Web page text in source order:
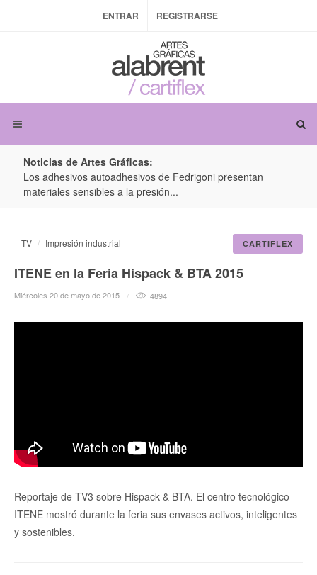
ENTRAR REGISTRARSE
Noticias de Artes Gráficas:
Los adhesivos autoadhesivos de Fedrigoni presentan
materiales sensibles a la presión...
CARTIFLEX
TV Impresión industrial
ITENE en la Feria Hispack & BTA 2015
Miércoles 20 de mayo de 2015 4894
Reportaje de TV3 sobre Hispack & BTA. El centro tecnológico
ITENE mostró durante la feria sus envases activos, inteligentes
y sostenibles.